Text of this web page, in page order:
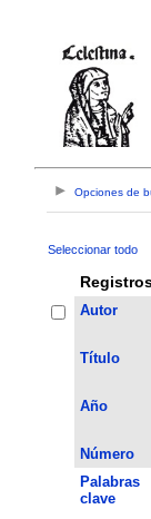
Opciones de
Seleccionar todo
Autor
Título
Año
Número
Palabras
clave